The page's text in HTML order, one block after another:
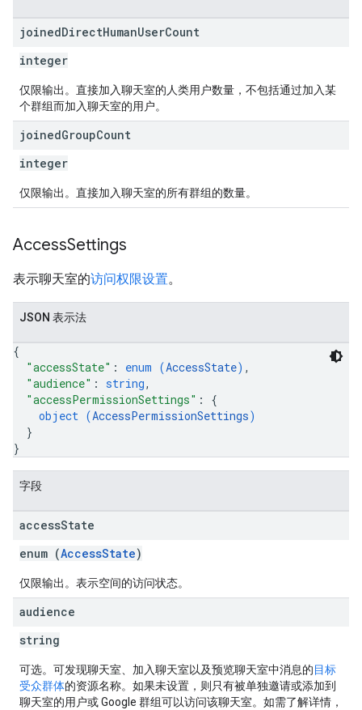
joinedDirectHumanUserCount
integer
仅限输出。直接加入聊天室的人类用户数量，不包括通过加入某
个群组而加入聊天室的用户。
joinedGroupCount
integer
仅限输出。直接加入聊天室的所有群组的数量。
AccessSettings
表示聊天室的访问权限设置。
JSON 表示法
{
"accessState" : enum (AccessState) ,
"audience" : string,
"accessPermissionSettings" : {
object (AccessPermissionSettings)
}
}
字段
accessState
enum (AccessState)
仅限输出。表示空间的访问状态。
audience
string
可选。可发现聊天室、加入聊天室以及预览聊天室中消息的目标
受众群体的资源名称。如果未设置，则只有被单独邀请或添加到
聊天室的用户或 Google 群组可以访问该聊天室。如需了解详情，